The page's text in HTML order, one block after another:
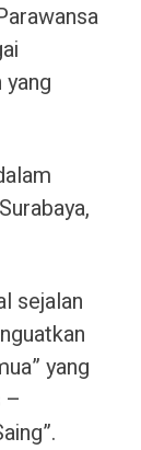
sejalan
yang
–